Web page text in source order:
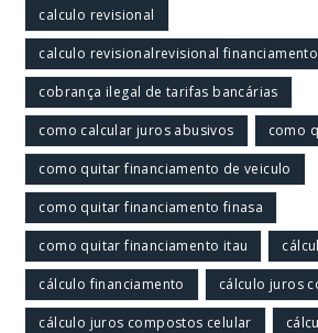
calculo revisional
calculo revisionalrevisional
cobrança ilegal de tarifas bancárias
como calcular juros abusivos como
como quitar financiamento de veiculo
como quitar financiamento finasa
como quitar financiamento itau
cálculo financiamento cálculo juros
cálculo juros compostos celular